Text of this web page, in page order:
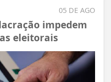
05 DE AGO
impedem
eleitorais